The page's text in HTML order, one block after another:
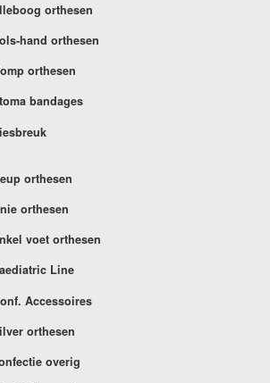
orthesen
hand orthesen
orthesen
bandages
orthesen
orthesen
voet orthesen
Line
Accessoires
orthesen
overig